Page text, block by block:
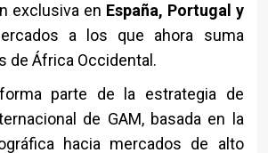
exclusiva en España, Portugal y
a los que ahora suma
de África Occidental.
parte de la estrategia de
de GAM, basada en la
hacia mercados de alto